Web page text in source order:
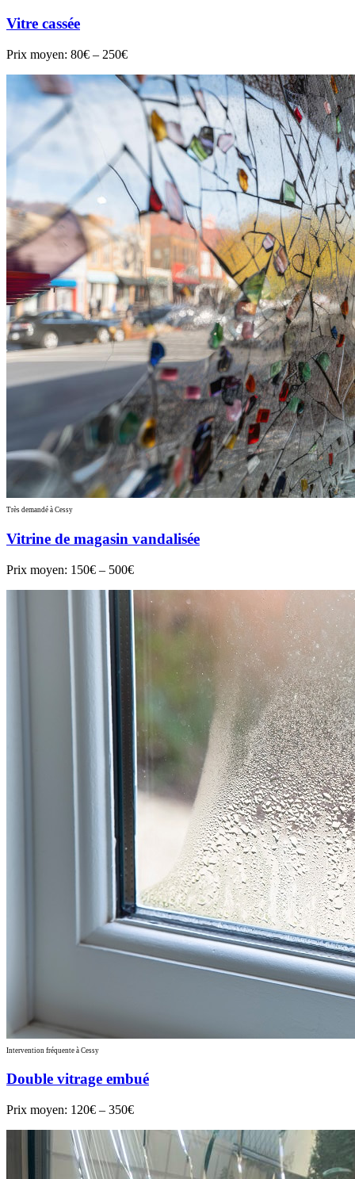
Vitre cassée
Prix moyen: 80€ – 250€
Très demandé à Cessy
Vitrine de magasin vandalisée
Prix moyen: 150€ – 500€
Intervention fréquente à Cessy
Double vitrage embué
Prix moyen: 120€ – 350€